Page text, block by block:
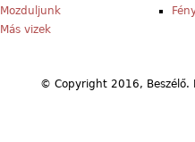
Mozduljunk
Más vizek
© Copyright 2016,